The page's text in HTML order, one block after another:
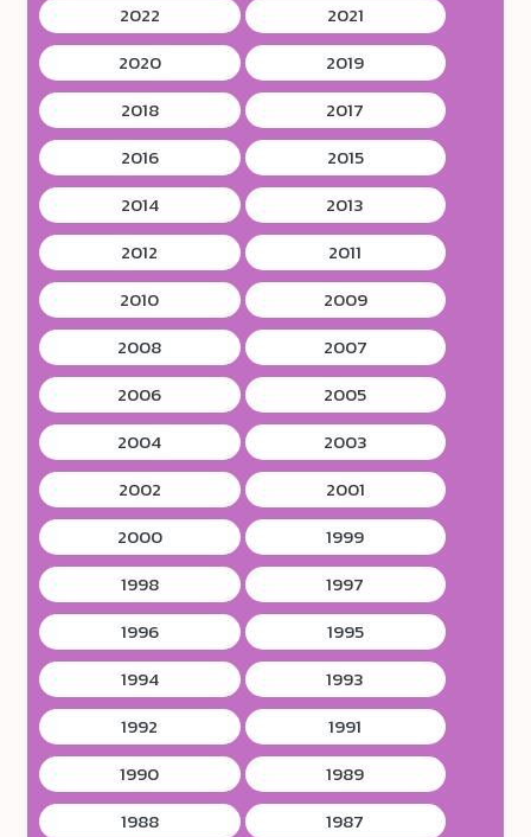
2022
2021
2020
2019
2018
2017
2016
2015
2014
2013
2012
2011
2010
2009
2008
2007
2006
2005
2004
2003
2002
2001
2000
1999
1998
1997
1996
1995
1994
1993
1992
1991
1990
1989
1988
1987